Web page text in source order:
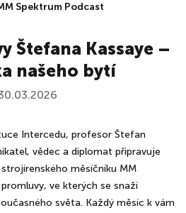
Spektrum Podcast
Štefana Kassaye –
našeho bytí
Intercedu, profesor Štefan
vědec a diplomat připravuje
měsíčníku MM
ve kterých se snaží
světa. Každý měsíc k vám